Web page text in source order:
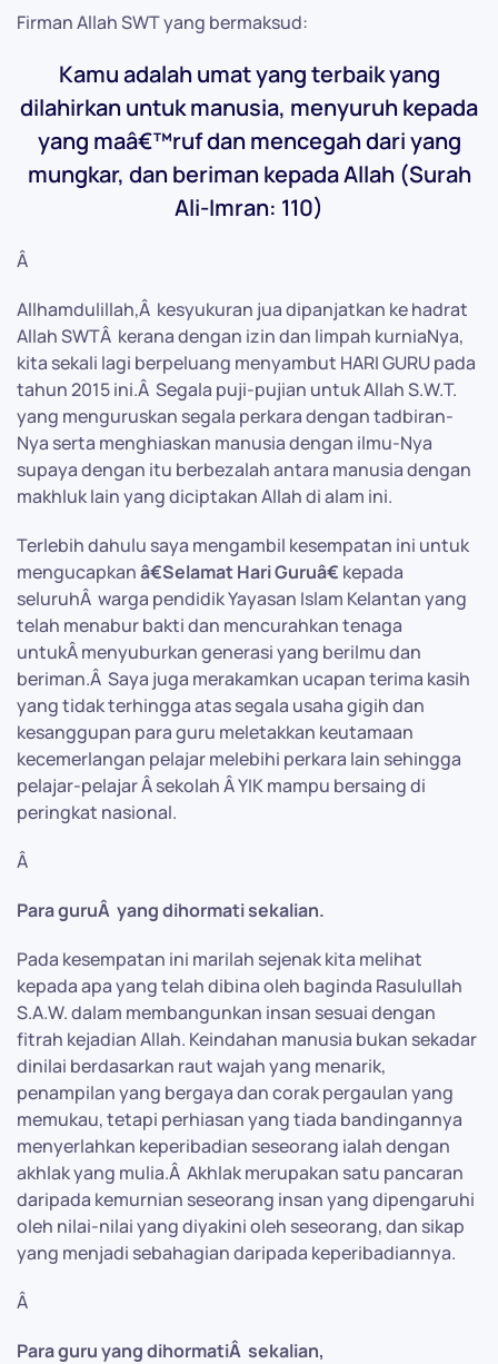
Firman Allah SWT yang bermaksud:
Kamu adalah umat yang terbaik yang
dilahirkan untuk manusia, menyuruh kepada
yang maâ€™ruf dan mencegah dari yang
mungkar, dan beriman kepada Allah (Surah
Ali-Imran: 110)
Â
Allhamdulillah,Â kesyukuran jua dipanjatkan ke hadrat
Allah SWTÂ kerana dengan izin dan limpah kurniaNya,
kita sekali lagi berpeluang menyambut HARI GURU pada
tahun 2015 ini.Â Segala puji-pujian untuk Allah S.W.T.
yang menguruskan segala perkara dengan tadbiran-
Nya serta menghiaskan manusia dengan ilmu-Nya
supaya dengan itu berbezalah antara manusia dengan
makhluk lain yang diciptakan Allah di alam ini.
Terlebih dahulu saya mengambil kesempatan ini untuk
mengucapkanâ€Selamat Hari Guruâ€ kepada
seluruhÂ warga pendidik Yayasan Islam Kelantan yang
telah menabur bakti dan mencurahkan tenaga
untukÂ menyuburkan generasi yang berilmu dan
beriman.Â Saya juga merakamkan ucapan terima kasih
yang tidak terhingga atas segala usaha gigih dan
kesanggupan para guru meletakkan keutamaan
kecemerlangan pelajar melebihi perkara lain sehingga
pelajar-pelajar Â sekolah Â YIK mampu bersaing di
peringkat nasional.
Â
Para guruÂ yang dihormati sekalian.
Pada kesempatan ini marilah sejenak kita melihat
kepada apa yang telah dibina oleh baginda Rasulullah
S.A.W. dalam membangunkan insan sesuai dengan
fitrah kejadian Allah. Keindahan manusia bukan sekadar
dinilai berdasarkan raut wajah yang menarik,
penampilan yang bergaya dan corak pergaulan yang
memukau, tetapi perhiasan yang tiada bandingannya
menyerlahkan keperibadian seseorang ialah dengan
akhlak yang mulia.Â Akhlak merupakan satu pancaran
daripada kemurnian seseorang insan yang dipengaruhi
oleh nilai-nilai yang diyakini oleh seseorang, dan sikap
yang menjadi sebahagian daripada keperibadiannya.
Â
Para guru yang dihormatiÂ sekalian,